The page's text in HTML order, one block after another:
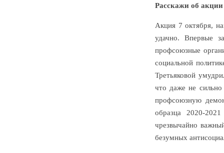
Расскажи об акции
Акция 7 октября,
удачно. Впервые
профсоюзные
социальной
Третьяковой
что даже не
профсоюзную
образца 2020-
чрезвычайно
безумных